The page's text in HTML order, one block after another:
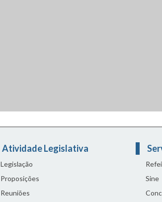
Atividade Legislativa
Legislação
Proposições
Reuniões
Sine